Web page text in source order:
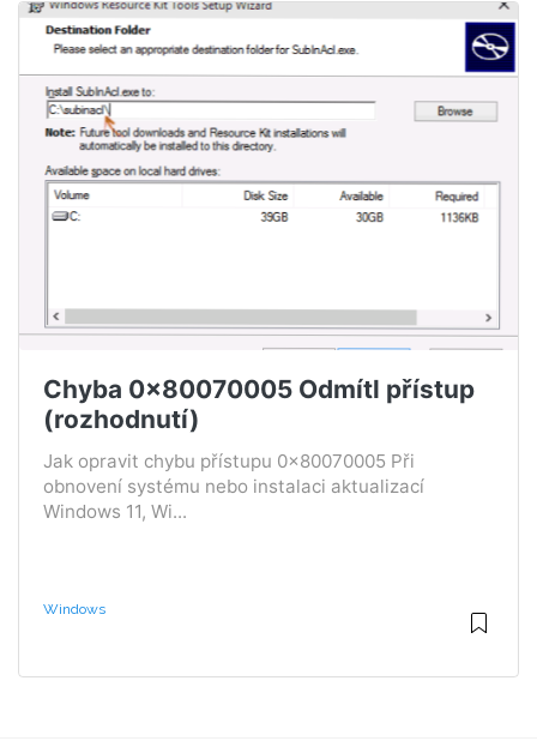
Chyba 0x80070005 Odmítl přístup
(rozhodnutí)
Jak opravit chybu přístupu 0x80070005 Při
obnovení systému nebo instalaci aktualizací
Windows 11, Wi...
Windows